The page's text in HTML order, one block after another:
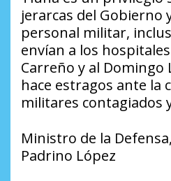
jerarcas del Gobierno
personal militar,
envían a los
Carreño y al Domingo
hace estragos ante la
militares contagiados
Ministro de la
Padrino López